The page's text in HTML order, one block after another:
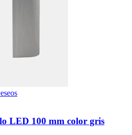
LED 100 mm color gris